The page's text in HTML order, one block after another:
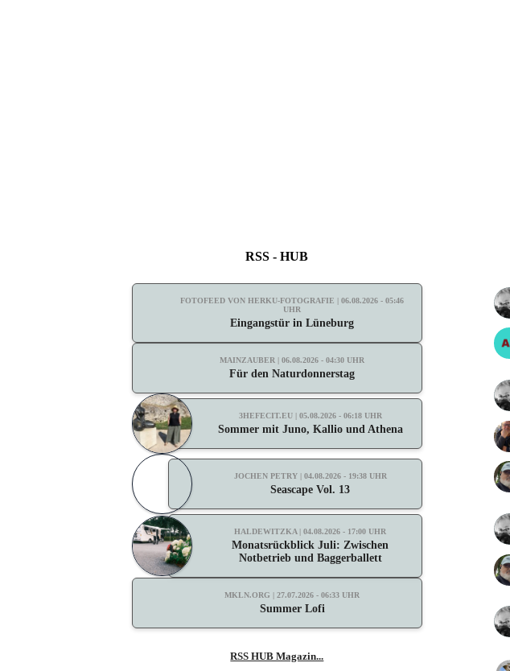
RSS - HUB
FOTOFEED VON HERKU-FOTOGRAFIE | 06.08.2026 - 05:46
UHR
Eingangstür in Lüneburg
MAINZAUBER | 06.08.2026 - 04:30 UHR
Für den Naturdonnerstag
3HEFECIT.EU | 05.08.2026 - 06:18 UHR
Sommer mit Juno, Kallio und Athena
JOCHEN PETRY | 04.08.2026 - 19:38 UHR
Seascape Vol. 13
HALDEWITZKA | 04.08.2026 - 17:00 UHR
Monatsrückblick Juli: Zwischen
Notbetrieb und Baggerballett
MKLN.ORG | 27.07.2026 - 06:33 UHR
Summer Lofi
RSS HUB Magazin...